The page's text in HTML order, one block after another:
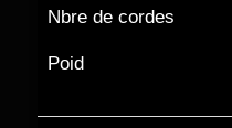
Nbre de cordes
Poid